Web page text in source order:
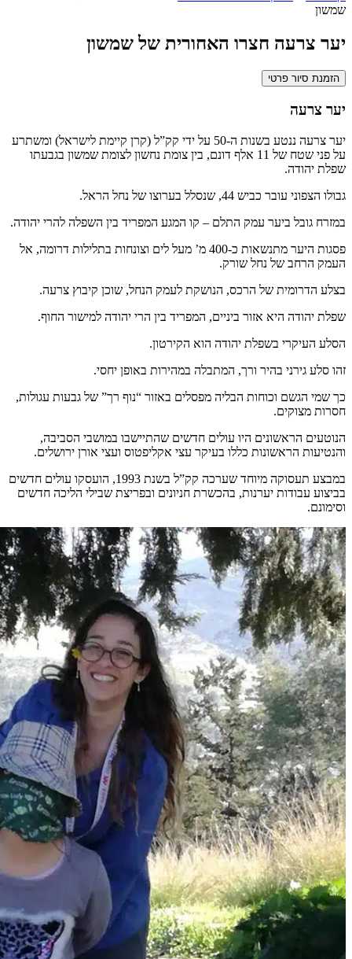
שמשון
יער צרעה חצרו האחורית של שמשון
הזמנת סיור פרטי
יער צרעה
יער צרעה ננטע בשנות ה-50 על ידי קק”ל (קרן קיימת לישראל) ומשתרע
על פני שטח של 11 אלף דונם, בין צומת נחשון לצומת שמשון בגבעתו
שפלת יהודה.
גבולו הצפוני עובר כביש 44, שנסלל בערוצו של נחל הראל.
במזרח גובל ביער עמק התלם – קו המגע המפריד בין השפלה להרי יהודה.
פסגות היער מתנשאות כ-400 מ’ מעל לים וצונחות בתלילות דרומה, אל
העמק הרחב של נחל שורק.
בצלע הדרומית של הרכס, הנושקת לעמק הנחל, שוכן קיבוץ צרעה.
שפלת יהודה היא אזור ביניים, המפריד בין הרי יהודה למישור החוף.
הסלע העיקרי בשפלת יהודה הוא הקירטון.
זהו סלע גירני בהיר ורך, המתבלה במהירות באופן יחסי.
כך שמי הגשם וכוחות הבליה מפסלים באזור “נוף רך” של גבעות עגולות,
חסרות מצוקים.
הנוטעים הראשונים היו עולים חדשים שהתיישבו במושבי הסביבה,
והנטיעות הראשונות כללו בעיקר עצי אקליפטוס ועצי אורן ירושלים.
במבצע תעסוקה מיוחד שערכה קק”ל בשנת 1993, הועסקו עולים חדשים
בביצוע עבודות יערנות, בהכשרת חניונים ובפריצת שבילי הליכה חדשים
וסימונם.